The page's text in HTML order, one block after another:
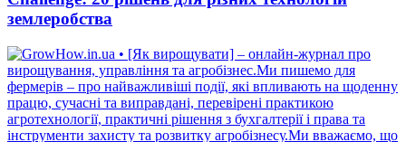
землеробства